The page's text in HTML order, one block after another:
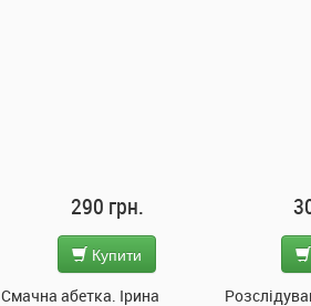
290 грн.
Купити
Смачна абетка. Ірина